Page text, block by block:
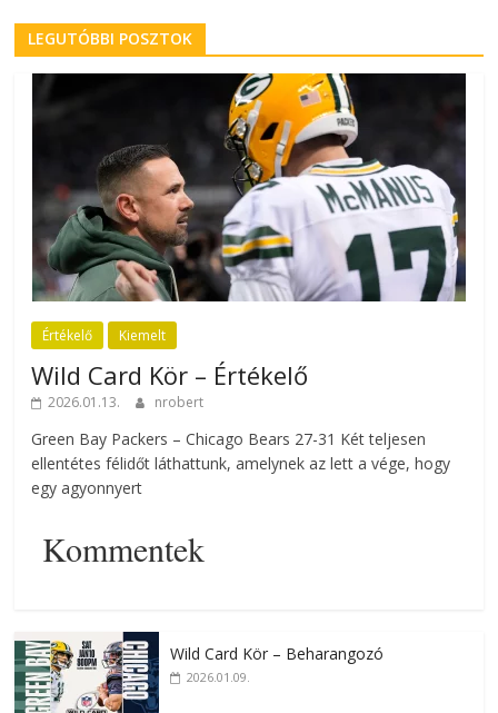
LEGUTÓBBI POSZTOK
Értékelő Kiemelt
Wild Card Kör – Értékelő
2026.01.13. nrobert
Green Bay Packers – Chicago Bears 27-31 Két teljesen
ellentétes félidőt láthattunk, amelynek az lett a vége, hogy
egy agyonnyert
Kommentek
Wild Card Kör – Beharangozó
2026.01.09.